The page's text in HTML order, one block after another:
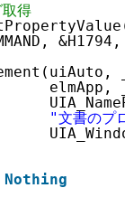
得
_
elmApp, _
"文書のプ
Nothing